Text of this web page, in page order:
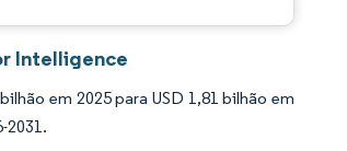
Intelligence
em 2025 para USD 1,81 bilhão em
2031.